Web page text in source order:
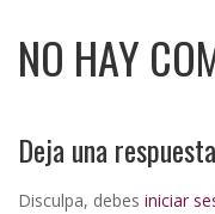
NO HAY
Deja una respuesta
Disculpa, debes iniciar